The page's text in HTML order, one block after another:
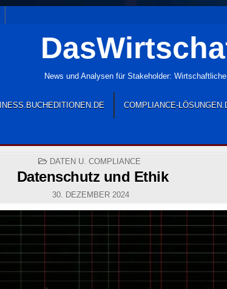
News und Analysen für Stakeholder:
COMPLIANCE-
POSTED
DATEN U. COMPLIANCE
Datenschutz und Ethik
30. DEZEMBER 2024